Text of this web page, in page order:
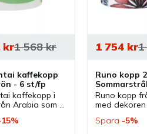
kaffekopp
- 6 st/fp
kaffekopp i
Arabia som
positivitet och
kr1 568kr
15%
Runo kopp
Runo kopp
med dekoren
handritade
1 754kr1
Spara 5%